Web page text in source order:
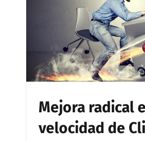
Mejora radical
velocidad de